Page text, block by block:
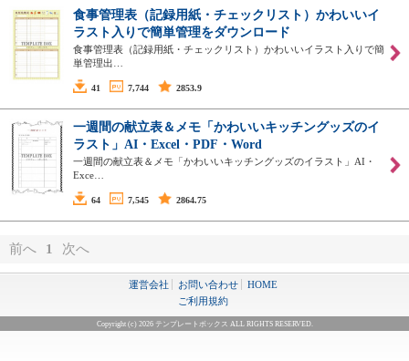
食事管理表（記録用紙・チェックリスト）かわいいイ
ラスト入りで簡単管理をダウンロード
食事管理表（記録用紙・チェックリスト）かわいいイラスト入りで簡
単管理出…
41 7,744 2853.9
一週間の献立表＆メモ「かわいいキッチングッズのイ
ラスト」AI・Excel・PDF・Word
一週間の献立表＆メモ「かわいいキッチングッズのイラスト」AI・
Exce…
64 7,545 2864.75
前へ 1 次へ
運営会社 お問い合わせ
HOME
ご利用規約
Copyright (c) 2026 テンプレートボックス ALL RIGHTS RESERVED.